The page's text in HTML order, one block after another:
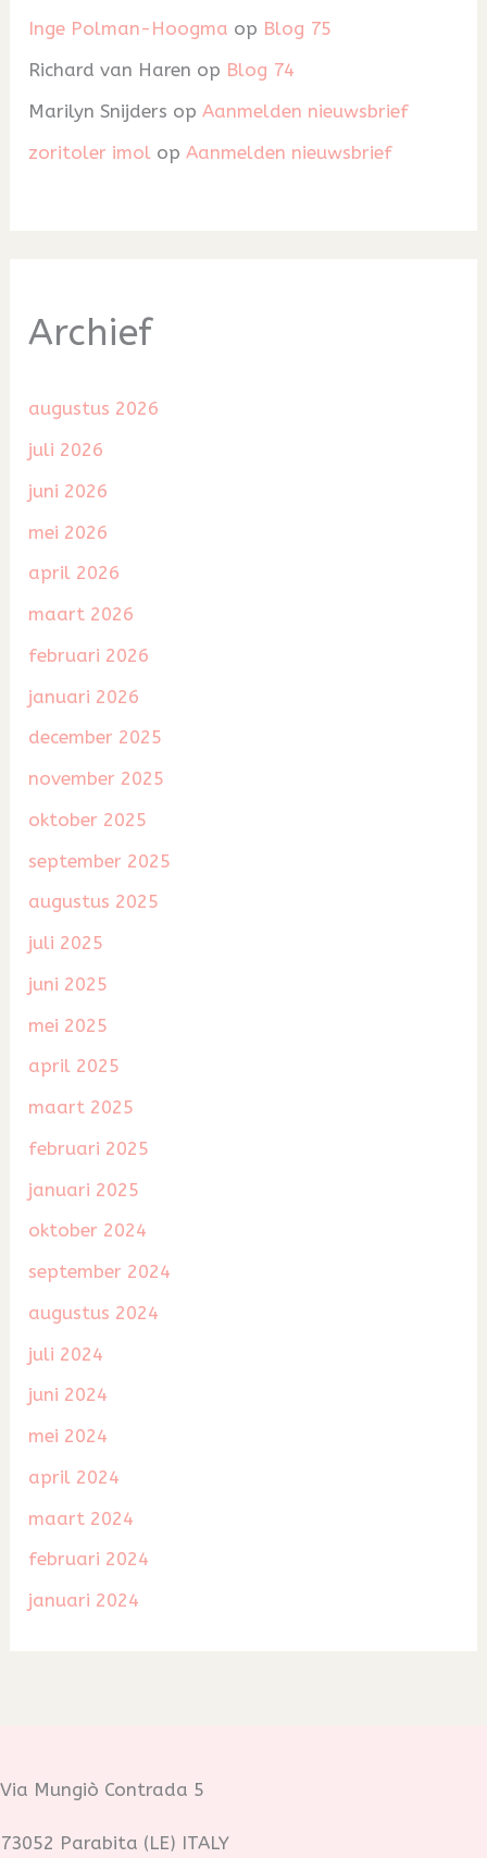
Inge Polman-Hoogma op Blog 75
Richard van Haren op Blog 74
Marilyn Snijders opAanmelden nieuwsbrief
zoritoler imol opAanmelden nieuwsbrief
Archief
augustus 2026
juli 2026
juni 2026
mei 2026
april 2026
maart 2026
februari 2026
januari 2026
december 2025
november 2025
oktober 2025
september 2025
augustus 2025
juli 2025
juni 2025
mei 2025
april 2025
maart 2025
februari 2025
januari 2025
oktober 2024
september 2024
augustus 2024
juli 2024
juni 2024
mei 2024
april 2024
maart 2024
februari 2024
januari 2024
Via Mungiò Contrada 5
73052 Parabita (LE) ITALY